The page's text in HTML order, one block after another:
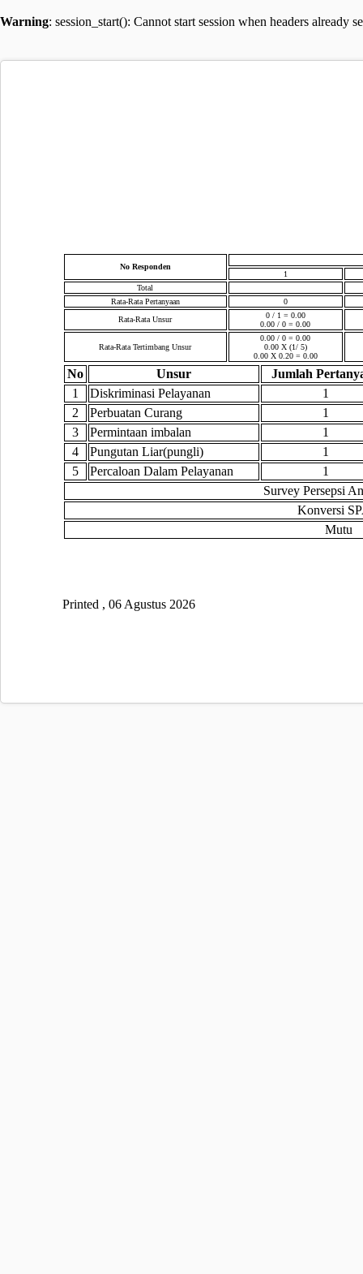
Warning: session_start(): Cannot start session when headers already
No Responden
1
Total
Rata-Rata Pertanyaan
0
Rata-Rata Unsur
0 / 1 = 0.00
0.00 / 0 = 0.00
Rata-Rata Tertimbang Unsur
0.00 / 0 = 0.00
0.00 X (1/ 5)
0.00 X 0.20 = 0.00
No Unsur
Jumlah
1
Diskriminasi Pelayanan
1
2
Perbuatan Curang
1
3
Permintaan imbalan
1
4
Pungutan Liar(pungli)
1
5
Percaloan Dalam Pelayanan
1
Survey Persepsi
Konversi
Mutu
Printed , 06 Agustus 2026